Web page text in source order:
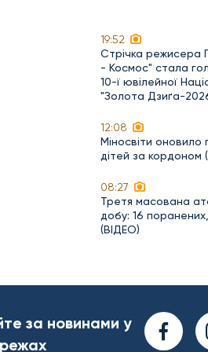
19:52
Стрічка режисера
- Космос" стала
10-ї ювілейної
"Золота Дзиґа-
12:08
Міносвіти
дітей за
08:27
Третя масована
добу: 16
(ВІДЕО)
за новинами у